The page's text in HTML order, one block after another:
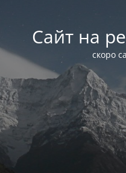
Сайт на
скоро